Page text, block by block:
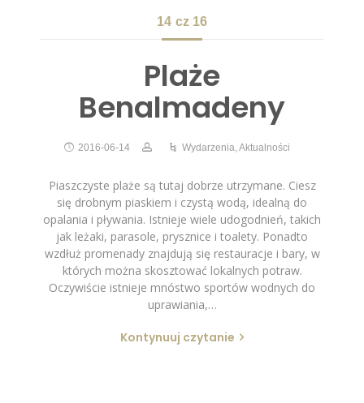
14 cz 16
Plaże
Benalmadeny
2016-06-14 Wydarzenia,Aktualności
Piaszczyste plaże są tutaj dobrze utrzymane. Ciesz
się drobnym piaskiem i czystą wodą, idealną do
opalania i pływania. Istnieje wiele udogodnień, takich
jak leżaki, parasole, prysznice i toalety. Ponadto
wzdłuż promenady znajdują się restauracje i bary, w
których można skosztować lokalnych potraw.
Oczywiście istnieje mnóstwo sportów wodnych do
uprawiania,…
Kontynuuj czytanie